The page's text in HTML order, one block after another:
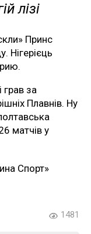
лізі
Принс
Нігерієць
грав за
Плавнів. Ну
матчів у
Спорт»
1481